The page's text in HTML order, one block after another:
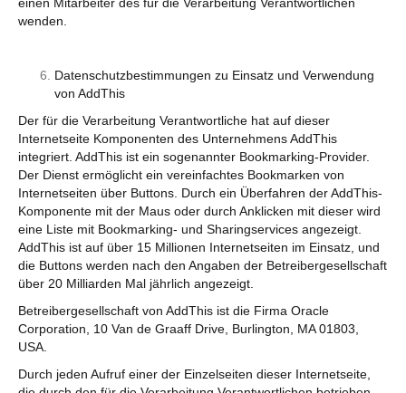
einen Mitarbeiter des für die Verarbeitung Verantwortlichen
wenden.
Datenschutzbestimmungen zu Einsatz und Verwendung
von AddThis
Der für die Verarbeitung Verantwortliche hat auf dieser
Internetseite Komponenten des Unternehmens AddThis
integriert. AddThis ist ein sogenannter Bookmarking-Provider.
Der Dienst ermöglicht ein vereinfachtes Bookmarken von
Internetseiten über Buttons. Durch ein Überfahren der AddThis-
Komponente mit der Maus oder durch Anklicken mit dieser wird
eine Liste mit Bookmarking- und Sharingservices angezeigt.
AddThis ist auf über 15 Millionen Internetseiten im Einsatz, und
die Buttons werden nach den Angaben der Betreibergesellschaft
über 20 Milliarden Mal jährlich angezeigt.
Betreibergesellschaft von AddThis ist die Firma Oracle
Corporation, 10 Van de Graaff Drive, Burlington, MA 01803,
USA.
Durch jeden Aufruf einer der Einzelseiten dieser Internetseite,